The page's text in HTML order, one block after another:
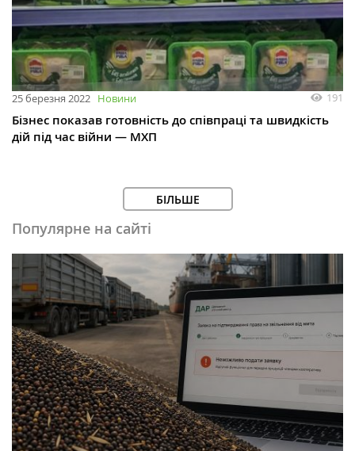
25 березня 2022 Новини 191
Бізнес показав готовність до співпраці та швидкість
дій під час війни — МХП
БІЛЬШЕ
Популярне на сайті